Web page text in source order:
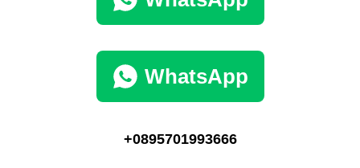
WhatsApp
+0895701993666